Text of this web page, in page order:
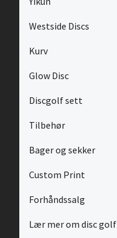
Westside Discs
Kurv
Glow Disc
Discgolf sett
Tilbehør
Bager og sekker
Custom Print
Forhåndssalg
Lær mer om disc golf